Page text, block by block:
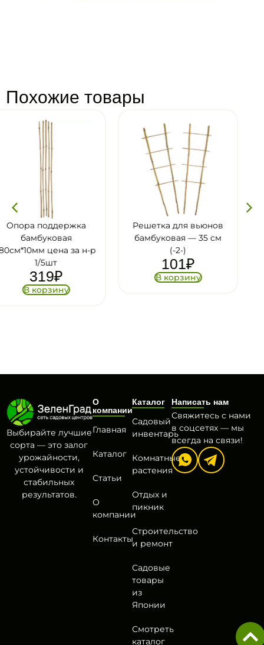
Похожие товары
Решетка для вьюнов
бамбуковая — 35 см
(-2-)
Поддержка Бамбук
пластике, 11-120см,
В корзину
Выбирайте лучшие
сорта — это залог
урожайности,
устойчивости и
стабильных
результатов.
О
компании
Главная
Каталог
Статьи
О
компании
Контакты
Каталог
Садовый
инвентарь
Комнатные
растения
Отдых и
пикник
Строительство
и ремонт
Садовые
товары
из
Японии
Смотреть
каталог
Написать нам
Свяжитесь с нами
в соцсетях — мы
всегда на связи!